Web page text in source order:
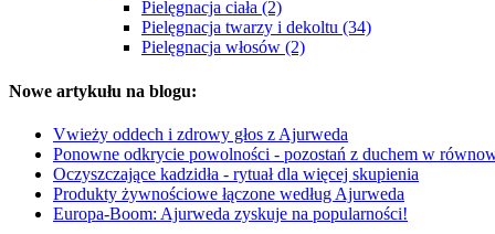
Pielęgnacja ciała (2)
Pielęgnacja twarzy i dekoltu (34)
Pielęgnacja włosów (2)
Nowe artykułu na blogu:
Vwieży oddech i zdrowy głos z Ajurweda
Ponowne odkrycie powolności - pozostań z duchem w
Oczyszczające kadzidła - rytuał dla więcej skupienia
Produkty żywnościowe łączone według Ajurweda
Europa-Boom: Ajurweda zyskuje na popularności!